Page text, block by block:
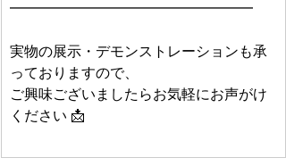
━━━━━━━━━━━━━━━━━
実物の展示・デモンストレーションも承
っておりますので、
ご興味ございましたらお気軽にお声がけ
ください 📩